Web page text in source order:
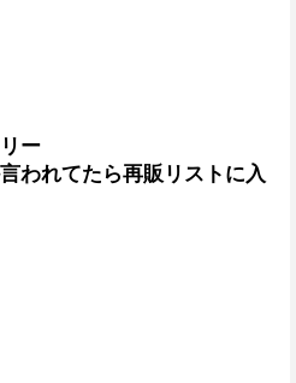
ー
われてたら再販リストに入